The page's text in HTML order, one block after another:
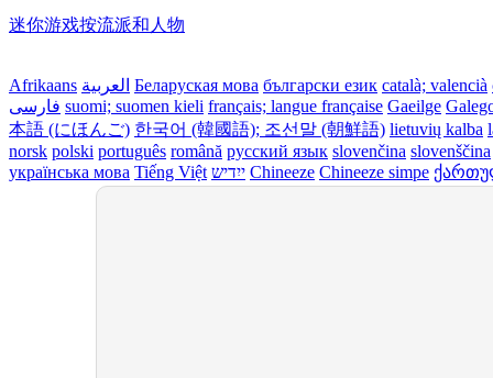
迷你游戏按流派和人物
Afrikaans العربية Беларуская мова български език català; valencià
فارسی suomi; suomen kieli français; langue française Gaeilge
本語 (にほんご) 한국어 (韓國語); 조선말 (朝鮮語) lietuvių kalba
norsk polski português română русский язык slovenčina slovenščina
українська мова Tiếng Việt ייִדיש Chineeze Chineeze simpe